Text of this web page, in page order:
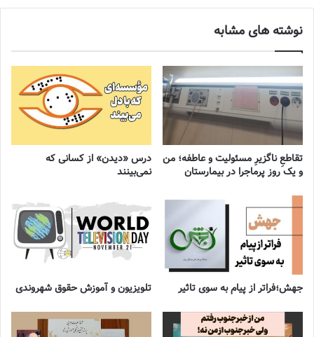
نوشته های مشابه
تقاطعِ ناگزیرِ مسئولیت و عاطفه؛ من
و یک روز پرماجرا در بیمارستان
درس «دیدن» از کسانی که
نمی‌بینند
جهش؛فراتر از پیام به سوی تاثیر تلویزیون و آموزش حقوق شهروندی